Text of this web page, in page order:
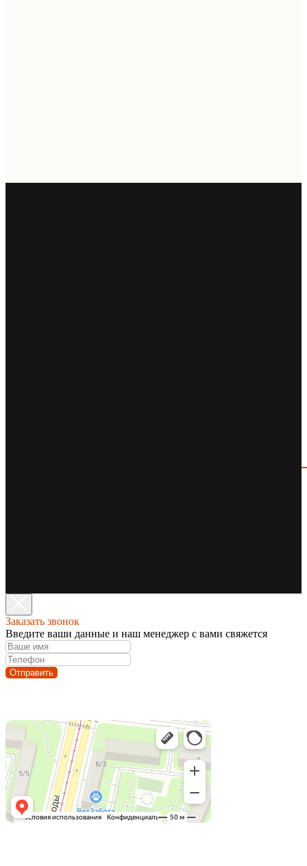
Заказать звонок
Введите ваши данные и наш менеджер с вами свяжется
Отправить